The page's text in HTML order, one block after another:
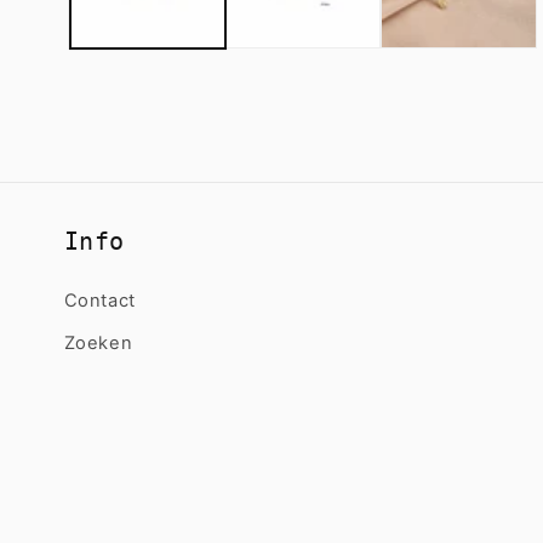
Info
Contact
Zoeken